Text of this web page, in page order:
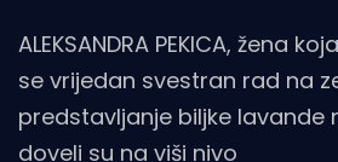
ALEKSANDRA PEKICA, žena
se vrijedan svestran rad na
predstavljanje biljke lavande
doveli su na viši nivo